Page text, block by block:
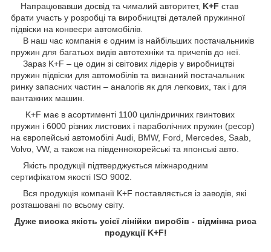
Напрацювавши досвід та чималий авторитет, K+F став
брати участь у розробці та виробництві деталей пружинної
підвіски на конвеєри автомобілів.
В наш час компанія є одним із найбільших постачальників
пружин для багатьох видів автотехніки та причепів до неї.
Зараз K+F – це один зі світових лідерів у виробництві
пружин підвіски для автомобілів та визнаний постачальник
ринку запасних частин – аналогів як для легкових, так і для
вантажних машин.
K+F має в асортименті 1100 циліндричних гвинтових
пружин і 6000 різних листових і параболічних пружин (ресор)
на європейські автомобілі Audi, BMW, Ford, Mercedes, Saab,
Volvo, VW, а також на південнокорейські та японські авто.
Якість продукції підтверджується міжнародним
сертифікатом якості ISO 9002.
Вся продукція компанії K+F поставляється із заводів, які
розташовані по всьому світу.
Дуже висока якість усієї лінійки виробів - відмінна риса
продукції K+F!